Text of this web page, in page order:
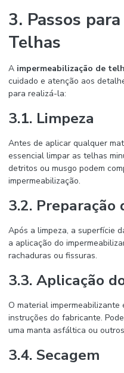
3. Passos
Telhas
A impermeabilização de
cuidado e atenção aos
para realizá-la:
3.1. Limpeza
Antes de aplicar qualquer
essencial limpar as telhas
detritos ou musgo podem
impermeabilização.
3.2. Preparação
Após a limpeza, a superfície
a aplicação do
rachaduras ou fissuras.
3.3. Aplicação
O material impermeabilizante
instruções do fabricante.
uma manta asfáltica ou
3.4. Secagem